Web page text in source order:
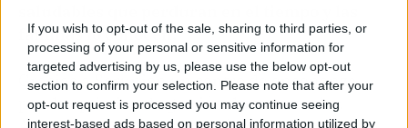
If you wish to opt-out of the sale, sharing to third parties, or
processing of your personal or sensitive information for
targeted advertising by us, please use the below opt-out
section to confirm your selection. Please note that after your
opt-out request is processed you may continue seeing
interest-based ads based on personal information utilized by
familias lo conocen.
Gracias a Serunion un centro de enseñanza
puede optimizar la gestión de sucomedor